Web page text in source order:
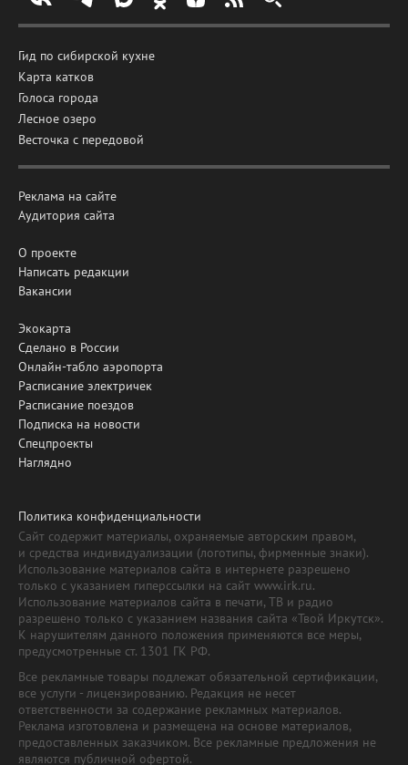
Гид по сибирской кухне
Карта катков
Голоса города
Лесное озеро
Весточка с передовой
Реклама на сайте
Аудитория сайта
О проекте
Написать редакции
Вакансии
Экокарта
Сделано в России
Онлайн-табло аэропорта
Расписание электричек
Расписание поездов
Подписка на новости
Спецпроекты
Наглядно
Политика конфиденциальности
Сайт содержит материалы, охраняемые авторским правом,
и средства индивидуализации (логотипы, фирменные знаки).
Использование материалов сайта в интернете разрешено
только с указанием гиперссылки на сайт www.irk.ru.
Использование материалов сайта в печати, ТВ и радио
разрешено только с указанием названия сайта «Твой Иркутск».
К нарушителям данного положения применяются все меры,
предусмотренные ст. 1301 ГК РФ.
Все рекламные товары подлежат обязательной сертификации,
все услуги - лицензированию. Редакция не несет
ответственности за содержание рекламных материалов.
Реклама изготовлена и размещена на основе материалов,
предоставленных заказчиком. Все рекламные предложения не
являются публичной офертой.